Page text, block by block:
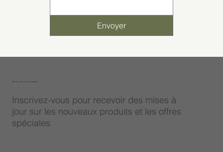
Envoyer
Inscrivez-vous pour recevoir des mises à
jour sur les nouveaux produits et les offres
spéciales
Abonnez-vous à notre newsletter